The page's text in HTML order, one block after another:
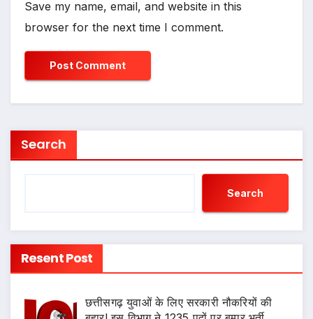
Save my name, email, and website in this
browser for the next time I comment.
Search
Search
Resent Post
छत्तीसगढ़ युवाओं के लिए सरकारी नौकरियों की